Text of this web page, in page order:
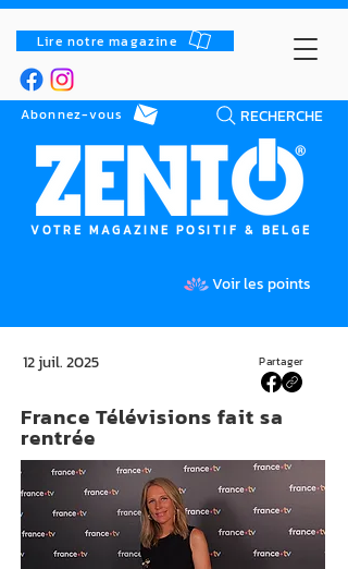
Lire notre magazine
RECHERCHE
Abonnez-vous
VOTRE MAGAZINE POSITIF & BELGE
Voir les points
Partager
12 juil. 2025
France Télévisions fait sa
rentrée